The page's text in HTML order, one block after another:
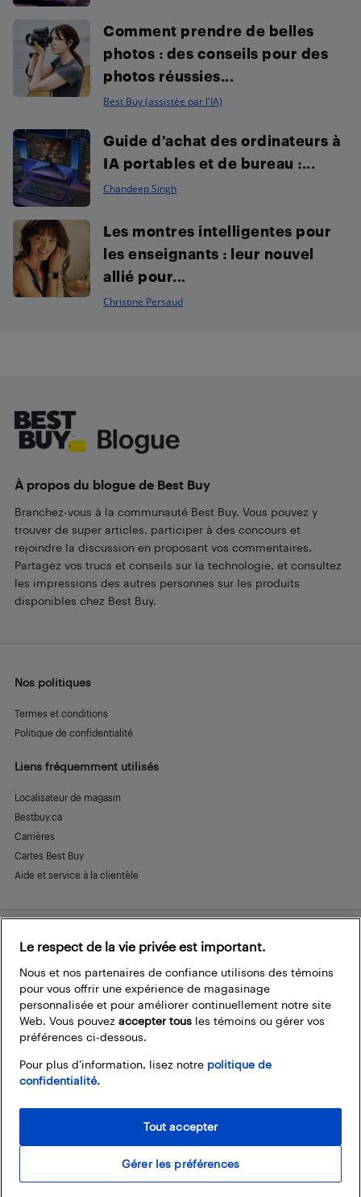
Comment prendre de belles
photos : des conseils pour des
photos réussies...
Best Buy (assistée par l'IA)
Guide d’achat des ordinateurs à
IA portables et de bureau :...
Chandeep Singh
Les montres intelligentes pour
les enseignants : leur nouvel
allié pour...
Christine Persaud
À propos du blogue de Best Buy
Branchez-vous à la communauté Best Buy. Vous pouvez y
trouver de super articles, participer à des concours et
rejoindre la discussion en proposant vos commentaires.
Partagez vos trucs et conseils sur la technologie, et consultez
les impressions des autres personnes sur les produits
disponibles chez Best Buy.
Nos politiques
Termes et conditions
Politique de confidentialité
Liens fréquemment utilisés
Localisateur de magasin
Bestbuy.ca
Carrières
Cartes Best Buy
Aide et service à la clientèle
Restez connecté
FacebookInstagram
PinterestLinkedInYouTube
Le respect de la vie privée est important.
Nous et nos partenaires de confiance utilisons des témoins
pour vous offrir une expérience de magasinage
personnalisée et pour améliorer continuellement notre site
Web. Vous pouvez accepter tous les témoins ou gérer vos
préférences ci-dessous.
Pour plus d’information, lisez notre politique de
confidentialité.
Gérer les préférences
Tout accepter